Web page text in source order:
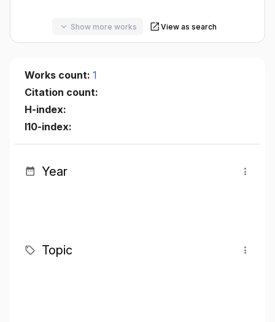
Show more works View as search
Works count: 1
Citation count:
H-index:
I10-index:
Year
Topic